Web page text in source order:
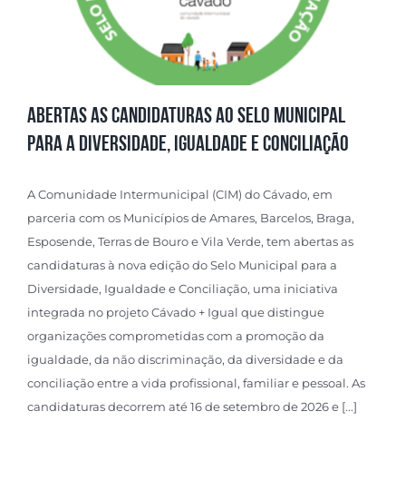
Abertas as candidaturas ao Selo Municipal
para a Diversidade, Igualdade e Conciliação
A Comunidade Intermunicipal (CIM) do Cávado, em
parceria com os Municípios de Amares, Barcelos, Braga,
Esposende, Terras de Bouro e Vila Verde, tem abertas as
candidaturas à nova edição do Selo Municipal para a
Diversidade, Igualdade e Conciliação, uma iniciativa
integrada no projeto Cávado + Igual que distingue
organizações comprometidas com a promoção da
igualdade, da não discriminação, da diversidade e da
conciliação entre a vida profissional, familiar e pessoal. As
candidaturas decorrem até 16 de setembro de 2026 e [...]